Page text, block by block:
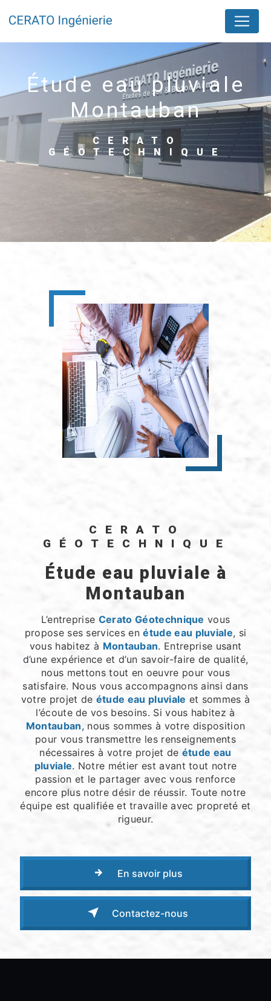
étude eau pluviale
Montauban
CERATO
GÉOTECHNIQUE
CERATO
GÉOTECHNIQUE
étude eau pluviale à
Montauban
L’entreprise Cerato Géotechnique vous
propose ses services enétude eau pluviale, si
vous habitez à Montauban. Entreprise usant
d’une expérience et d’un savoir-faire de qualité,
nous mettons tout en oeuvre pour vous
satisfaire. Nous vous accompagnons ainsi dans
votre projet de étude eau pluviale et sommes à
l’écoute de vos besoins. Si vous habitez à
Montauban, nous sommes à votre disposition
pour vous transmettre les renseignements
nécessaires à votre projet de étude eau
pluviale. Notre métier est avant tout notre
passion et le partager avec vous renforce
encore plus notre désir de réussir. Toute notre
équipe est qualifiée et travaille avec propreté et
rigueur.
En savoir plus
Contactez-nous